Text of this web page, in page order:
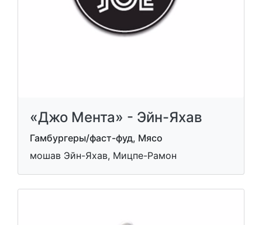
«Джо Мента» - Эйн-Яхав
Гамбургеры/фаст-фуд, Мясо
мошав Эйн-Яхав, Мицпе-Рамон